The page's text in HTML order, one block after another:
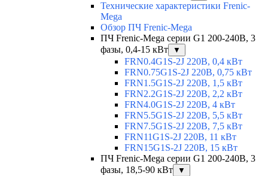
Технические характеристики Frenic-
Mega
Обзор ПЧ Frenic-Mega
ПЧ Frenic-Mega серии G1 200-240В, 3
фазы, 0,4-15 кВт
▼
FRN0.4G1S-2J 220В, 0,4 кВт
FRN0.75G1S-2J 220В, 0,75 кВт
FRN1.5G1S-2J 220В, 1,5 кВт
FRN2.2G1S-2J 220В, 2,2 кВт
FRN4.0G1S-2J 220В, 4 кВт
FRN5.5G1S-2J 220В, 5,5 кВт
FRN7.5G1S-2J 220В, 7,5 кВт
FRN11G1S-2J 220В, 11 кВт
FRN15G1S-2J 220В, 15 кВт
ПЧ Frenic-Mega серии G1 200-240В, 3
фазы, 18,5-90 кВт
▼